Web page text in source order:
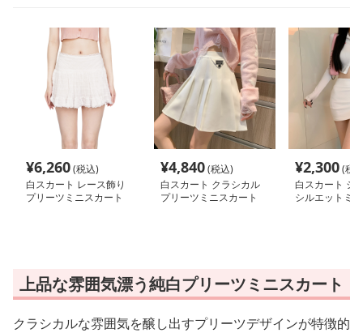
¥6,260(税込)
白スカート レース飾り
プリーツミニスカート
¥4,840(税込)
白スカート クラシカル
プリーツミニスカート
¥2,300(税
白スカート シ
シルエットミ
上品な雰囲気漂う純白プリーツミニスカート
クラシカルな雰囲気を醸し出すプリーツデザインが特徴的